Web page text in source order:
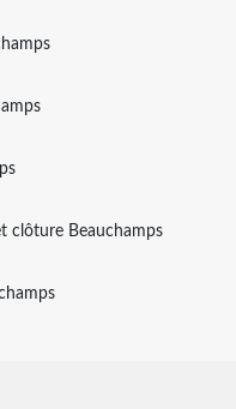
clôture Beauchamps